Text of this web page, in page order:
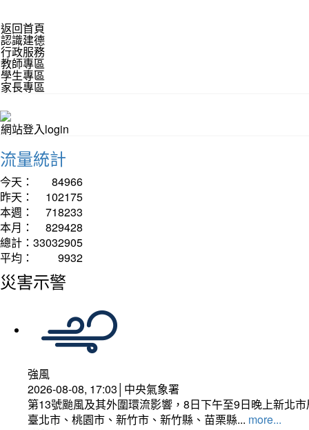
返回首頁
認識建德
行政服務
教師專區
學生專區
家長專區
網站登入login
流量統計
今天：
84966
昨天：
102175
本週：
718233
本月：
829428
總計： 33032905
平均：
9932
災害示警
強風
2026-08-08, 17:03│中央氣象署
第13號颱風及其外圍環流影響，8日下午至9日晚上新北
臺北市、桃園市、新竹市、新竹縣、苗栗縣... more...